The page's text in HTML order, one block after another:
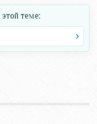
теме: